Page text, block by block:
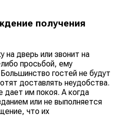
получения
на дверь или звонит на
просьбой, ему
гостей не будут
доставлять неудобства.
дает им покоя. А когда
или не выполняется
что их